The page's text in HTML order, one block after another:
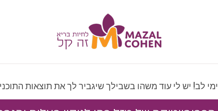
לב! יש לי עוד משהו בשבילך שיגביר לך את תוצאות